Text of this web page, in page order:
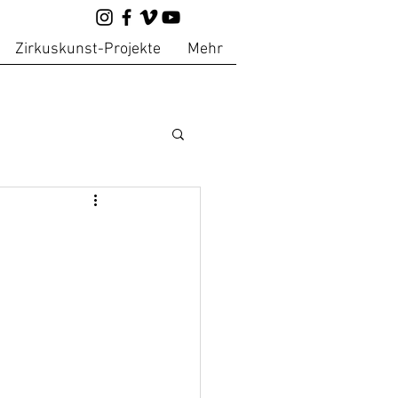
Zirkuskunst-Projekte Mehr